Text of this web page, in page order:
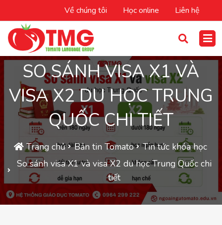
Về chúng tôi Học online Liên hệ
SO SÁNH VISA X1 VÀ
VISA X2 DU HỌC TRUNG
QUỐC CHI TIẾT
Trang chủ Bản tin Tomato
Tin tức khóa học
So sánh visa X1 và visa X2 du học Trung Quốc chi
tiết